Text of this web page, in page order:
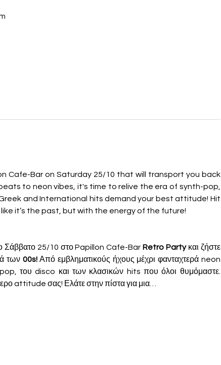
Cafe-Bar on Saturday 25/10 that will transport you back
to neon vibes, it's time to relive the era of synth-pop,
and International hits demand your best attitude! Hit
it’s the past, but with the energy of the future!
το Σάββατο 25/10 στο Papillon Cafe-Bar Retro Party και ζήστε
των 00s! Από εμβληματικούς ήχους μέχρι φανταχτερά neon
του disco και των κλασικών hits που όλοι θυμόμαστε.
attitude σας! Ελάτε στην πίστα για μια…